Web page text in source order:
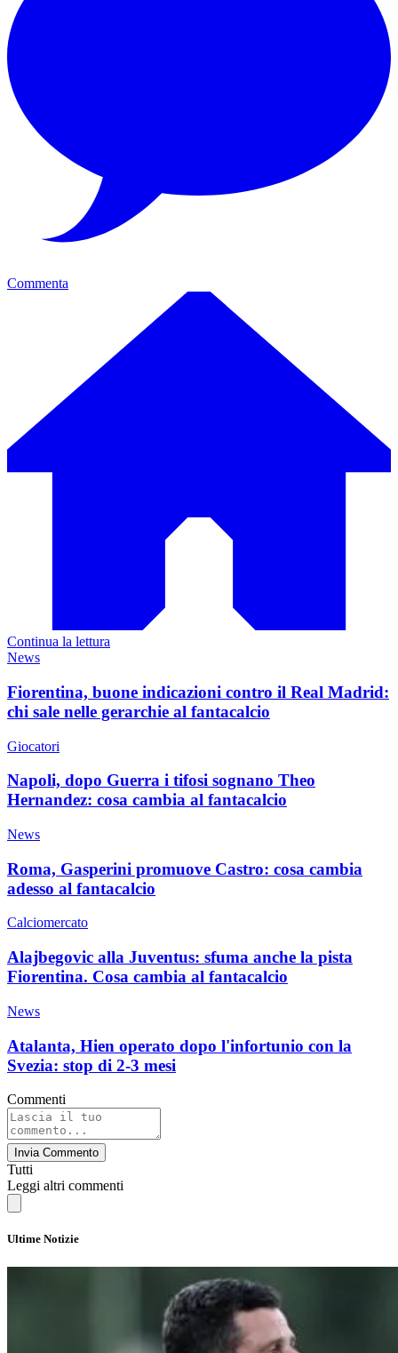
Commenta
Continua la lettura
News
Fiorentina, buone indicazioni contro il Real Madrid:
chi sale nelle gerarchie al fantacalcio
Giocatori
Napoli, dopo Guerra i tifosi sognano Theo
Hernandez: cosa cambia al fantacalcio
News
Roma, Gasperini promuove Castro: cosa cambia
adesso al fantacalcio
Calciomercato
Alajbegovic alla Juventus: sfuma anche la pista
Fiorentina. Cosa cambia al fantacalcio
News
Atalanta, Hien operato dopo l'infortunio con la
Svezia: stop di 2-3 mesi
Commenti
Invia Commento
Tutti
Leggi altri commenti
Ultime Notizie